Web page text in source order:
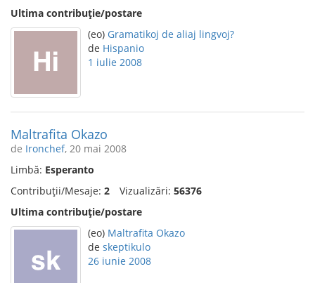
Ultima contribuție/postare
(eo) Gramatikoj de aliaj lingvoj?
de Hispanio
1 iulie 2008
Maltrafita Okazo
de Ironchef, 20 mai 2008
Limbă: Esperanto
Contribuții/Mesaje: 2 Vizualizări: 56376
Ultima contribuție/postare
(eo) Maltrafita Okazo
de skeptikulo
26 iunie 2008